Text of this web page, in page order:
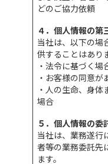
どのご協力依頼
４．個人情報の第
当社は、以下の場
供することはあり
・法令に基づく場
・お客様の同意が
・人の生命、身
場合
５．個人情報の委
当社は、業務遂行
者等の業務委託先
ます。